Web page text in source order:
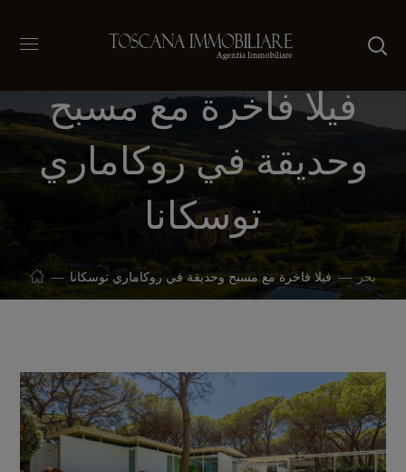
فيلا فاخرة مع مسبح
وحديقة في روكاماري
توسكانا
بحر فيلا فاخرة مع مسبح وحديقة في روكاماري توسكانا